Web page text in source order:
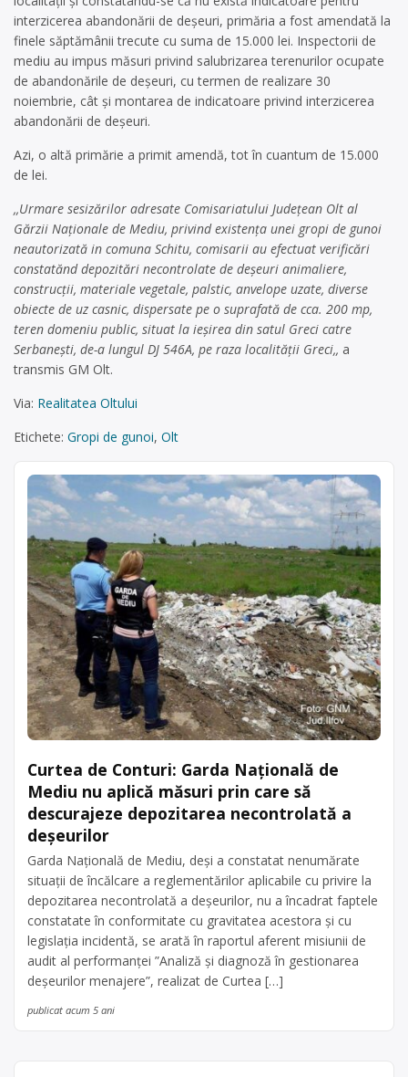
interzicerea abandonării de deşeuri, primăria a fost amendată la
finele săptămânii trecute cu suma de 15.000 lei. Inspectorii de
mediu au impus măsuri privind salubrizarea terenurilor ocupate
de abandonările de deşeuri, cu termen de realizare 30
noiembrie, cât și montarea de indicatoare privind interzicerea
abandonării de deşeuri.
Azi, o altă primărie a primit amendă, tot în cuantum de 15.000
de lei.
,,Urmare sesizărilor adresate Comisariatului Judeţean Olt al
Gărzii Naţionale de Mediu, privind existenţa unei gropi de gunoi
neautorizată in comuna Schitu, comisarii au efectuat verificări
constatănd depozitări necontrolate de deşeuri animaliere,
construcţii, materiale vegetale, palstic, anvelope uzate, diverse
obiecte de uz casnic, dispersate pe o suprafată de cca. 200 mp,
teren domeniu public, situat la ieşirea din satul Greci catre
Serbaneşti, de-a lungul DJ 546A, pe raza localităţii Greci,, a
transmis GM Olt.
Via: Realitatea Oltului
Etichete: Gropi de gunoi, Olt
Curtea de Conturi: Garda Națională de
Mediu nu aplică măsuri prin care să
descurajeze depozitarea necontrolată a
deşeurilor
Garda Naţională de Mediu, deşi a constatat nenumărate
situaţii de încălcare a reglementărilor aplicabile cu privire la
depozitarea necontrolată a deşeurilor, nu a încadrat faptele
constatate în conformitate cu gravitatea acestora şi cu
legislaţia incidentă, se arată în raportul aferent misiunii de
audit al performanţei ”Analiză şi diagnoză în gestionarea
deşeurilor menajere”, realizat de Curtea […]
publicat acum 5 ani